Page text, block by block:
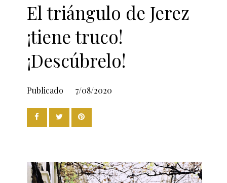
El triángulo de Jerez
¡tiene truco!
¡Descúbrelo!
Publicado 7/08/2020